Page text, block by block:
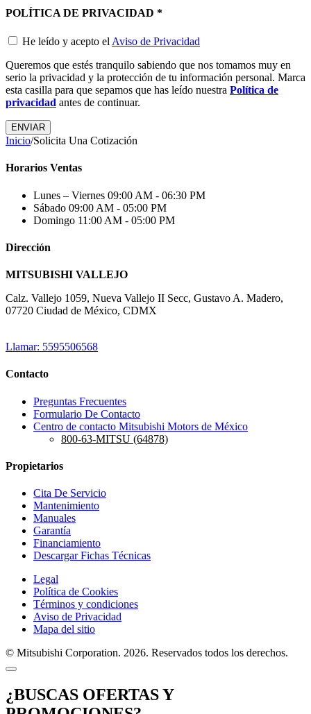
POLÍTICA DE PRIVACIDAD *
He leído y acepto el Aviso de Privacidad
Queremos que estés tranquilo sabiendo que nos tomamos muy en
serio la privacidad y la protección de tu información personal. Marca
esta casilla para que sepamos que has leído nuestra Política de
privacidad antes de continuar.
Inicio/Solicita Una Cotización
Horarios Ventas
Lunes – Viernes 09:00 AM - 06:30 PM
Sábado 09:00 AM - 05:00 PM
Domingo 11:00 AM - 05:00 PM
Dirección
MITSUBISHI VALLEJO
Calz. Vallejo 1059, Nueva Vallejo II Secc, Gustavo A. Madero,
07720 Ciudad de México, CDMX
Llamar: 5595506568
Contacto
Preguntas Frecuentes
Formulario De Contacto
Centro de contacto Mitsubishi Motors de México
800-63-MITSU (64878)
Propietarios
Cita De Servicio
Mantenimiento
Manuales
Garantía
Financiamiento
Descargar Fichas Técnicas
Legal
Política de Cookies
Términos y condiciones
Aviso de Privacidad
Mapa del sitio
© Mitsubishi Corporation. 2026. Reservados todos los derechos.
¿BUSCAS OFERTAS Y